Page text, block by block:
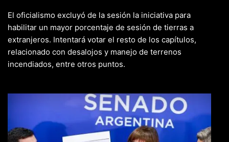
El oficialismo excluyó de la sesión la iniciativa para
habilitar un mayor porcentaje de sesión de tierras a
extranjeros. Intentará votar el resto de los capítulos,
relacionado con desalojos y manejo de terrenos
incendiados, entre otros puntos.